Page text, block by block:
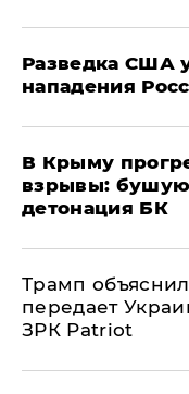
Разведка США
нападения
В Крыму
взрывы:
детонация БК
Трамп
передает
ЗРК Patriot